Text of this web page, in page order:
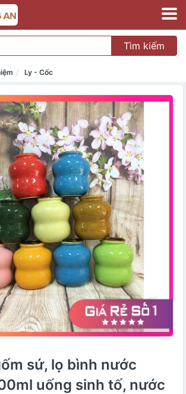
Tìm kiếm
Ly - Cốc
sứ, lọ bình nước
uống sinh tố, nước